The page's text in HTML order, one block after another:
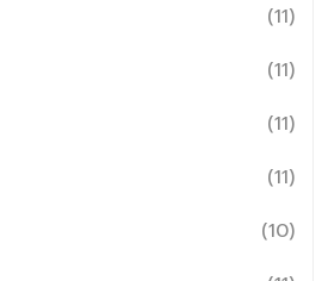
(11)
(11)
(11)
(11)
(10)